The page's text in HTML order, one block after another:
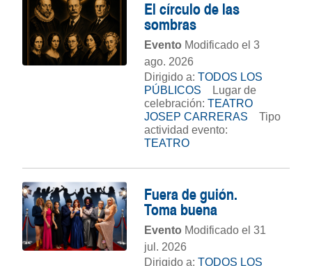
El círculo de las
sombras
Evento Modificado el 3
ago. 2026
Dirigido a: TODOS LOS
PÚBLICOS
Lugar de
celebración: TEATRO
JOSEP CARRERAS
Tipo
actividad evento:
TEATRO
Fuera de guión.
Toma buena
Evento Modificado el 31
jul. 2026
Dirigido a: TODOS LOS